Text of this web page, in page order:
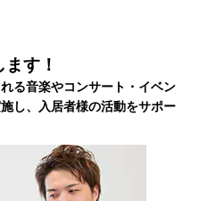
す！
る音楽やコンサート・イベン
し、入居者様の活動をサポー